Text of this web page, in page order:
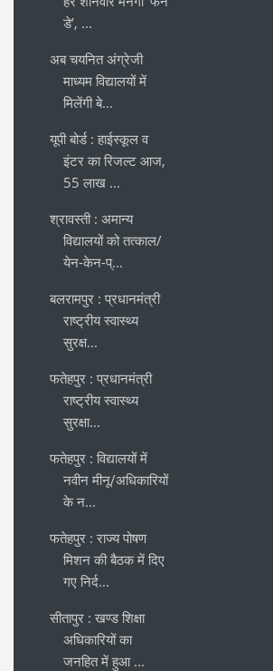
डे’, ...
अब चयनित अंग्रेजी
माध्यम विद्यालयों में
मिलेंगी बे...
यूपी बोर्ड : हाईस्कूल व
इंटर का रिजल्ट आज,
55 लाख ...
श्रावस्ती : अमान्य
विद्यालयों को तत्काल/
येन-केन-प्...
बलरामपुर : प्रधानमंत्री
राष्ट्रीय स्वास्थ्य
सुरक्ष...
फतेहपुर : प्रधानमंत्री
राष्ट्रीय स्वास्थ्य
सुरक्षा...
फतेहपुर : विद्यालयों में
नवीन मीनू/अधिकारियों
के न...
फतेहपुर : राज्य पोषण
मिशन की बैठक में दिए
गए निर्द...
सीतापुर : खण्ड शिक्षा
अधिकारियों का
जनहित में हुआ ...